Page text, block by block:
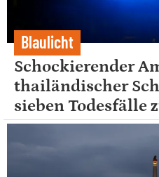
Blaulicht
Schockierender
thailändischer
sieben Todesfälle